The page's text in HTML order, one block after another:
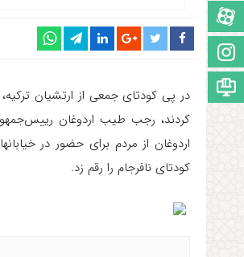
اینستاگرام
کردند، رجب طیب اردوغان
اردوغان از مردم برای حضور در
کودتای نافرجام را رقم زد.